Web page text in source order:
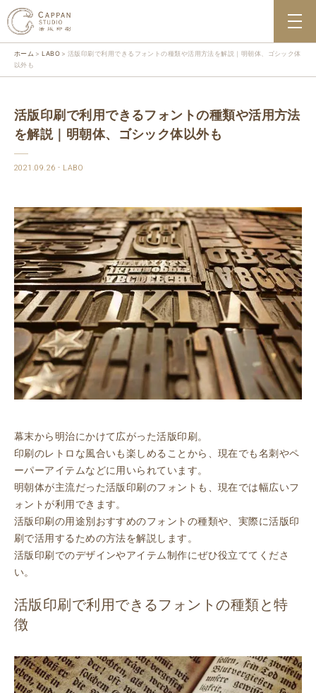
ホーム LABO
活版印刷で利用できるフォントの種類や活用方法を解説｜明朝体、ゴシック体
以外も
活版印刷で利用できるフォントの種類や活用方法
を解説｜明朝体、ゴシック体以外も
2021.09.26 LABO
幕末から明治にかけて広がった活版印刷。
印刷のレトロな風合いも楽しめることから、現在でも名刺やペ
ーパーアイテムなどに用いられています。
明朝体が主流だった活版印刷のフォントも、現在では幅広いフ
ォントが利用できます。
活版印刷の用途別おすすめのフォントの種類や、実際に活版印
刷で活用するための方法を解説します。
活版印刷でのデザインやアイテム制作にぜひ役立ててくださ
い。
活版印刷で利用できるフォントの種類と特
徴